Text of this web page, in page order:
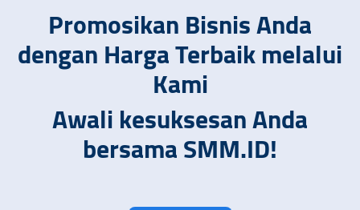
Promosikan Bisnis Anda
dengan Harga Terbaik melalui
Kami
Awali kesuksesan Anda
bersama SMM.ID!